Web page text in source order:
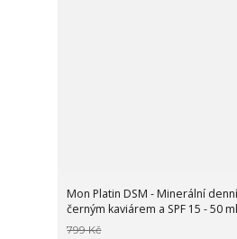
Mon Platin DSM - Minerální
černým kaviárem a SPF 15 - 50 ml
799 Kč